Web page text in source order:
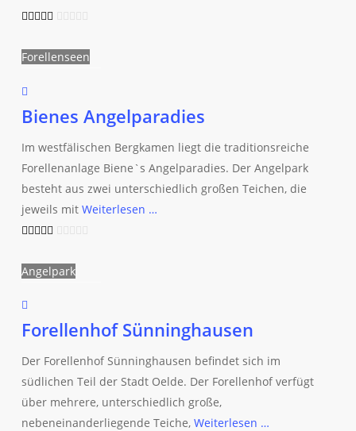
Forellenseen
Bienes Angelparadies
Im westfälischen Bergkamen liegt die traditionsreiche
Forellenanlage Biene`s Angelparadies. Der Angelpark
besteht aus zwei unterschiedlich großen Teichen, die
jeweils mit Weiterlesen …
Angelpark
Forellenhof Sünninghausen
Der Forellenhof Sünninghausen befindet sich im
südlichen Teil der Stadt Oelde. Der Forellenhof verfügt
über mehrere, unterschiedlich große,
nebeneinanderliegende Teiche, Weiterlesen …